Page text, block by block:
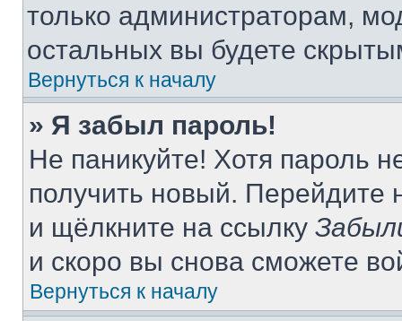
только администраторам,
остальных вы будете
Вернуться к началу
» Я забыл пароль!
Не паникуйте! Хотя пароль
получить новый. Перейдите
и щёлкните на ссылку
и скоро вы снова сможете
Вернуться к началу